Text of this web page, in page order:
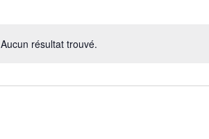
Aucun résultat trouvé.